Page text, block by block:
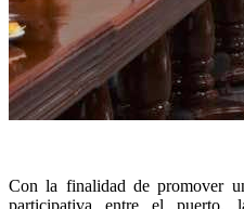
Con la finalidad de promover